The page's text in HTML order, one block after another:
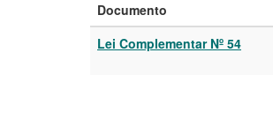
Documento
Lei Complementar Nº 54